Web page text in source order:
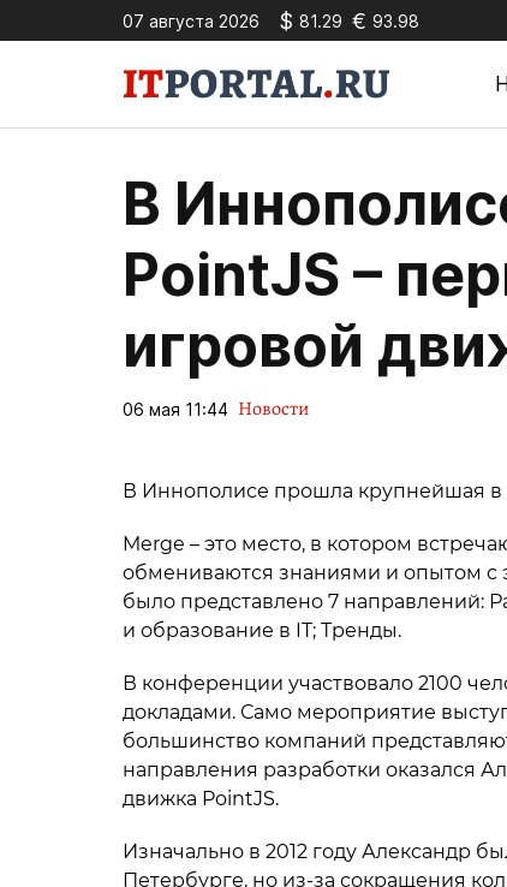
07 августа 2026 $ 81.29 € 93.98
В
PointJS –
игровой
06 мая 11:44 Новости
В Иннополисе прошла крупнейшая в
Merge – это место, в котором
обмениваются знаниями и опытом с
было представлено 7 направлений:
и образование в IT; Тренды.
В конференции участвовало 2100
докладами. Само мероприятие
большинство компаний
направления разработки оказался
движка PointJS.
Изначально в 2012 году Александр
Петербурге, но из-за сокращения